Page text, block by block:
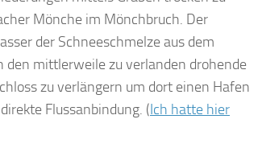
Mönche im Mönchbruch. Der
der Schneeschmelze aus dem
den mittlerweile zu verlanden drohende
zu verlängern um dort einen Hafen
Flussanbindung. (Ich hatte hier